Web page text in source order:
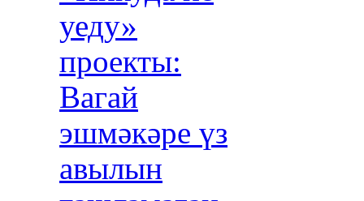
уеду»
проекты:
Вагай
эшмәкәре үз
авылын